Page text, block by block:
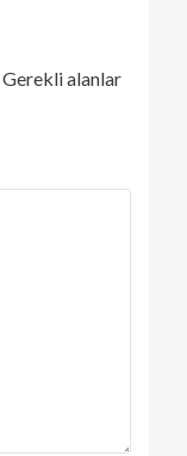
Gerekli alanlar